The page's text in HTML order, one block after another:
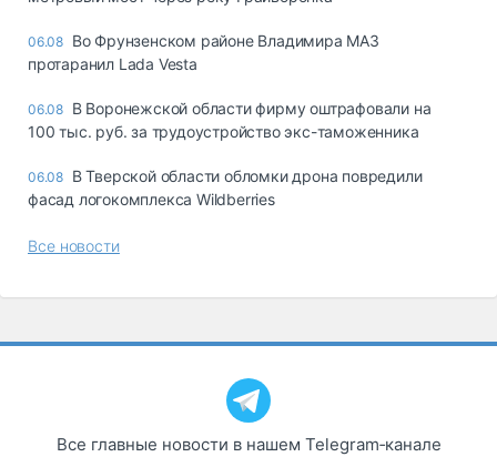
06.08 Во Фрунзенском районе Владимира МАЗ
протаранил Lada Vesta
06.08 В Воронежской области фирму оштрафовали на
100 тыс. руб. за трудоустройство экс-таможенника
06.08 В Тверской области обломки дрона повредили
фасад логокомплекса Wildberries
Все новости
Все главные новости в нашем Telegram‑канале